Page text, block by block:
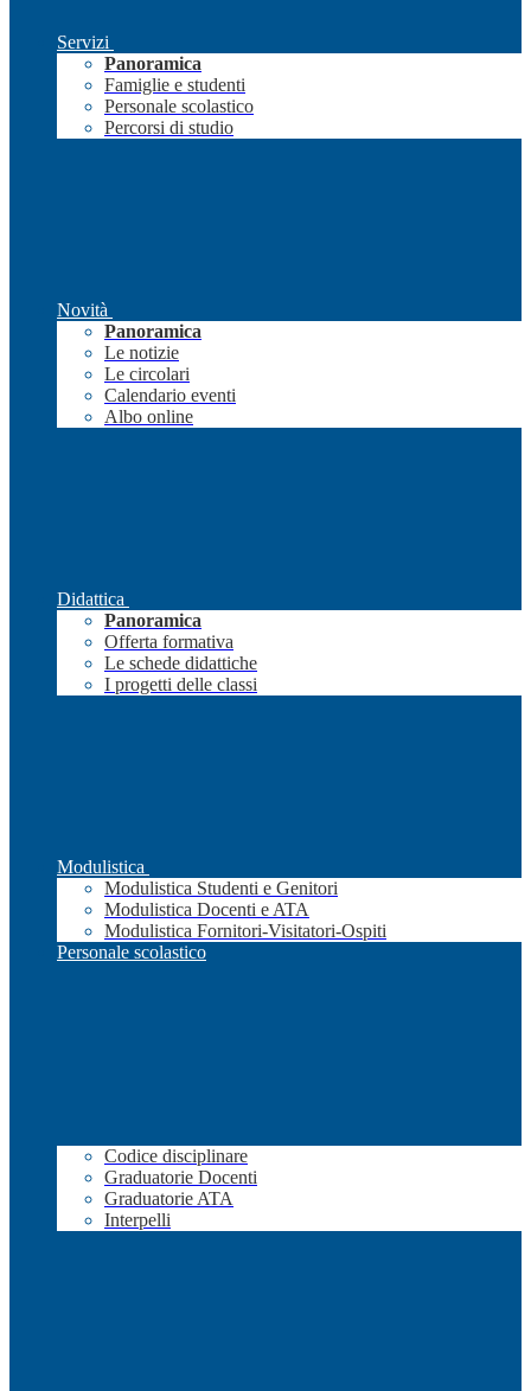
Servizi
Panoramica
Famiglie e studenti
Personale scolastico
Percorsi di studio
Novità
Panoramica
Le notizie
Le circolari
Calendario eventi
Albo online
Didattica
Panoramica
Offerta formativa
Le schede didattiche
I progetti delle classi
Modulistica
Modulistica Studenti e Genitori
Modulistica Docenti e ATA
Modulistica Fornitori-Visitatori-Ospiti
Personale scolastico
Codice disciplinare
Graduatorie Docenti
Graduatorie ATA
Interpelli